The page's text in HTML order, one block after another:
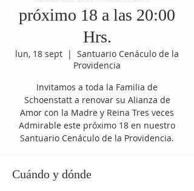
próximo 18 a las 20:00
Hrs.
lun, 18 sept
  |
Santuario Cenáculo de la
Providencia
Invitamos a toda la Familia de
Schoenstatt a renovar su Alianza de
Amor con la Madre y Reina Tres veces
Admirable este próximo 18 en nuestro
Santuario Cenáculo de la Providencia.
Cuándo y dónde